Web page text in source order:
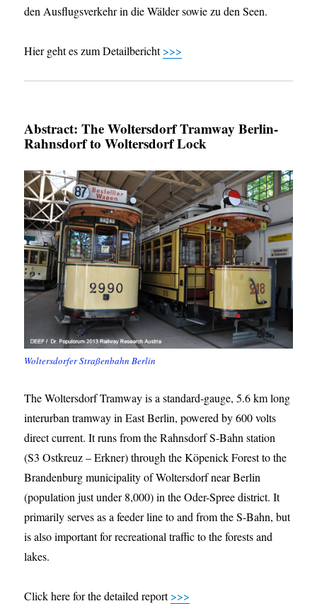
den Ausflugsverkehr in die Wälder sowie zu den Seen.
Hier geht es zum Detailbericht>>>
Abstract: The Woltersdorf Tramway Berlin-
Rahnsdorf to Woltersdorf Lock
Woltersdorfer Straßenbahn Berlin
The Woltersdorf Tramway is a standard-gauge, 5.6 km long
interurban tramway in East Berlin, powered by 600 volts
direct current. It runs from the Rahnsdorf S-Bahn station
(S3 Ostkreuz – Erkner) through the Köpenick Forest to the
Brandenburg municipality of Woltersdorf near Berlin
(population just under 8,000) in the Oder-Spree district. It
primarily serves as a feeder line to and from the S-Bahn, but
is also important for recreational traffic to the forests and
lakes.
Click here for the detailed report>>>